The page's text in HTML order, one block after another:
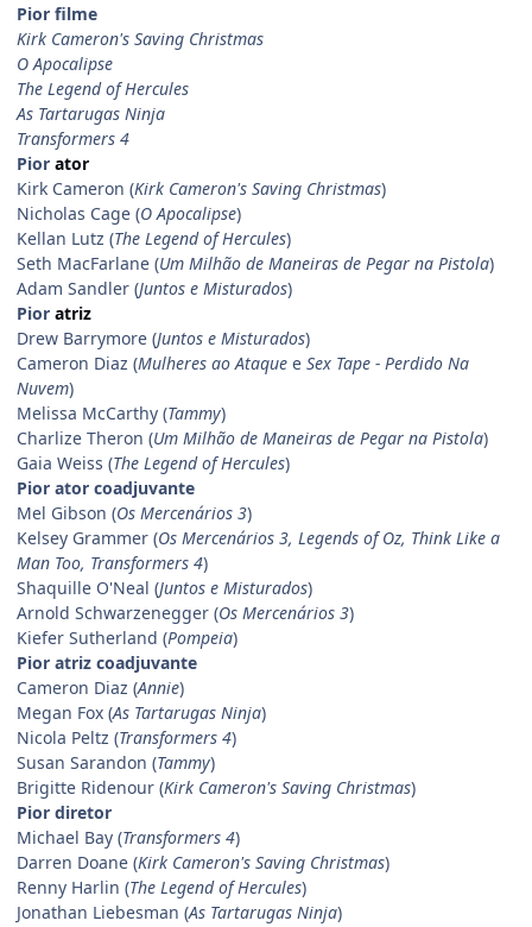
Pior filme
Kirk Cameron's Saving Christmas
O Apocalipse
The Legend of Hercules
As Tartarugas Ninja
Transformers 4
Pior ator
Kirk Cameron (Kirk Cameron's Saving Christmas)
Nicholas Cage (O Apocalipse)
Kellan Lutz (The Legend of Hercules)
Seth MacFarlane (Um Milhão de Maneiras de Pegar na Pistola)
Adam Sandler (Juntos e Misturados)
Pior atriz
Drew Barrymore (Juntos e Misturados)
Cameron Diaz (Mulheres ao Ataque e Sex Tape - Perdido Na
Nuvem)
Melissa McCarthy (Tammy)
Charlize Theron (Um Milhão de Maneiras de Pegar na Pistola)
Gaia Weiss (The Legend of Hercules)
Pior ator coadjuvante
Mel Gibson (Os Mercenários 3)
Kelsey Grammer (Os Mercenários 3, Legends of Oz, Think Like a
Man Too, Transformers 4)
Shaquille O'Neal (Juntos e Misturados)
Arnold Schwarzenegger (Os Mercenários 3)
Kiefer Sutherland (Pompeia)
Pior atriz coadjuvante
Cameron Diaz (Annie)
Megan Fox (As Tartarugas Ninja)
Nicola Peltz (Transformers 4)
Susan Sarandon (Tammy)
Brigitte Ridenour (Kirk Cameron's Saving Christmas)
Pior diretor
Michael Bay (Transformers 4)
Darren Doane (Kirk Cameron's Saving Christmas)
Renny Harlin (The Legend of Hercules)
Jonathan Liebesman (As Tartarugas Ninja)